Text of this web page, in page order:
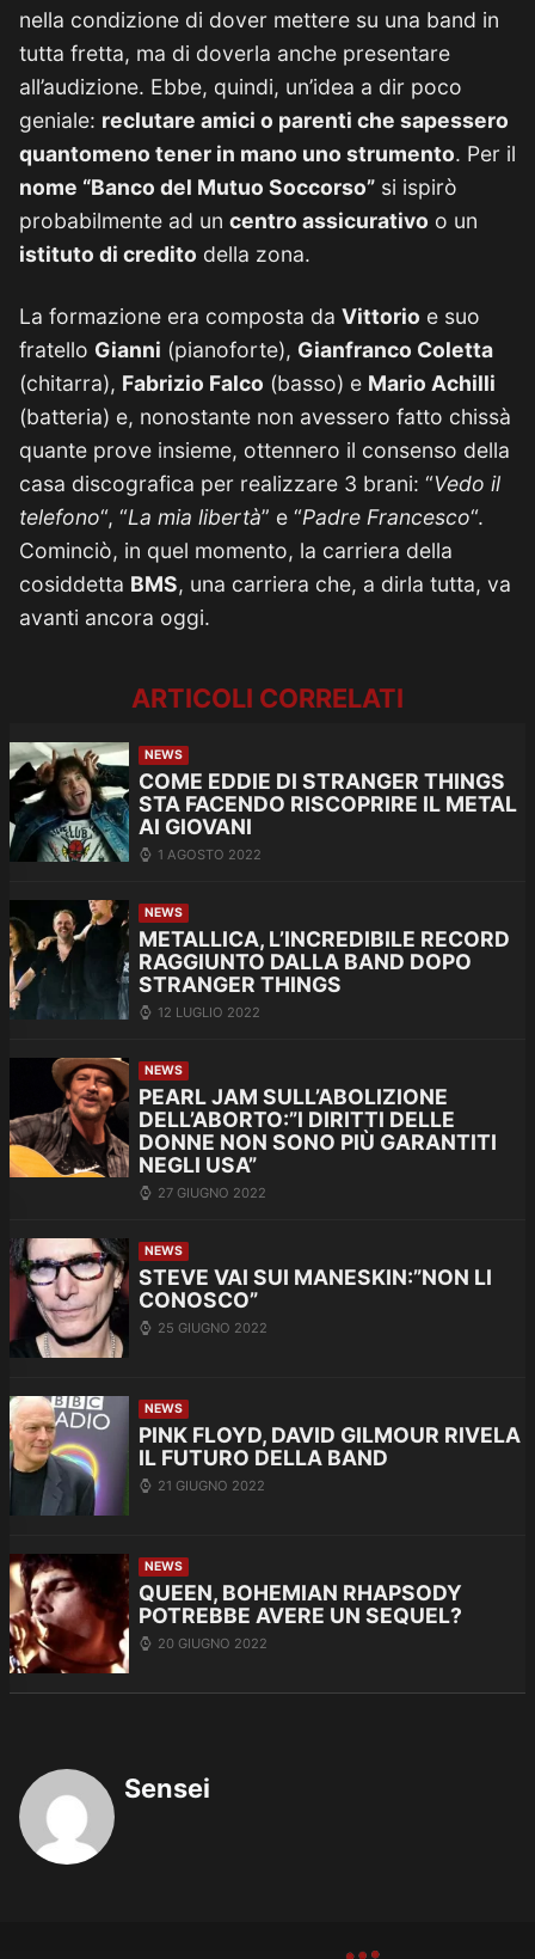
nella condizione di dover mettere su una band in
tutta fretta, ma di doverla anche presentare
all’audizione. Ebbe, quindi, un’idea a dir poco
geniale: reclutare amici o parenti che sapessero
quantomeno tener in mano uno strumento. Per il
nome “Banco del Mutuo Soccorso” si ispirò
probabilmente ad un centro assicurativo o un
istituto di credito della zona.
La formazione era composta da Vittorio e suo
fratello Gianni (pianoforte), Gianfranco Coletta
(chitarra), Fabrizio Falco (basso) e Mario Achilli
(batteria) e, nonostante non avessero fatto chissà
quante prove insieme, ottennero il consenso della
casa discografica per realizzare 3 brani: “Vedo il
telefono“, “La mia libertà” e “Padre Francesco“.
Cominciò, in quel momento, la carriera della
cosiddetta BMS, una carriera che, a dirla tutta, va
avanti ancora oggi.
ARTICOLI CORRELATI
NEWS
COME EDDIE DI STRANGER THINGS
STA FACENDO RISCOPRIRE IL METAL
AI GIOVANI
1 AGOSTO 2022
NEWS
METALLICA, L’INCREDIBILE RECORD
RAGGIUNTO DALLA BAND DOPO
STRANGER THINGS
12 LUGLIO 2022
NEWS
PEARL JAM SULL’ABOLIZIONE
DELL’ABORTO:”I DIRITTI DELLE
DONNE NON SONO PIÙ GARANTITI
NEGLI USA”
27 GIUGNO 2022
NEWS
STEVE VAI SUI MANESKIN:”NON LI
CONOSCO”
25 GIUGNO 2022
NEWS
PINK FLOYD, DAVID GILMOUR RIVELA
IL FUTURO DELLA BAND
21 GIUGNO 2022
NEWS
QUEEN, BOHEMIAN RHAPSODY
POTREBBE AVERE UN SEQUEL?
20 GIUGNO 2022
Sensei